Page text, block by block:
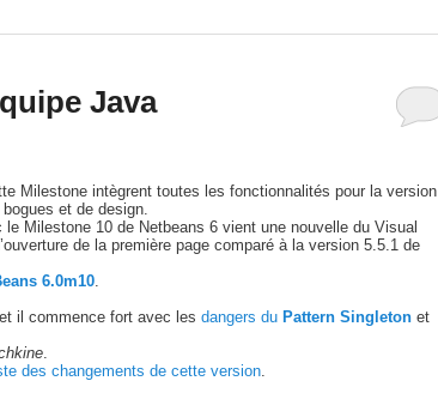
Java
Milestone intègrent toutes les fonctionnalités pour la version
et de design.
le Milestone 10 de Netbeans 6 vient une nouvelle du Visual
de la première page comparé à la version 5.5.1 de
6.0m10.
il commence fort avec lesdangers du Pattern Singleton et
.
des changements de cette version.